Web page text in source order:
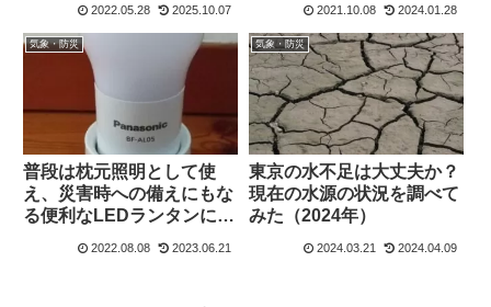
2022.05.28 2025.10.07 2021.10.08 2024.01.28
気象・防災
普段は枕元照明として使
え、災害時への備えにもな
る便利なLEDランタンにつ
いて【Panasonic】【BF-
2022.08.08 2023.06.21
気象・防災
東京の水不足は大丈夫か？
現在の水源の状況を調べて
みた（2024年）
2024.03.21 2024.04.09